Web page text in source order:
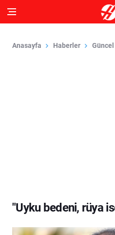
Anasayfa Haberler Güncel
"Uyku bedeni, rüya